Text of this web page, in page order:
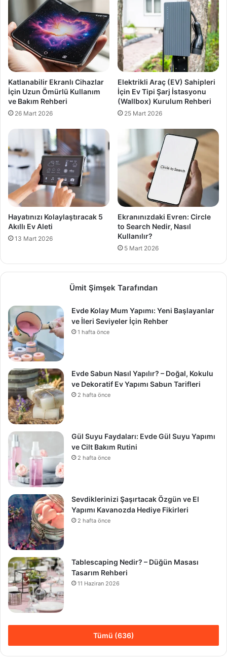
Katlanabilir Ekranlı Cihazlar
İçin Uzun Ömürlü Kullanım
ve Bakım Rehberi
26 Mart 2026
Elektrikli Araç (EV) Sahipleri
İçin Ev Tipi Şarj İstasyonu
(Wallbox) Kurulum Rehberi
25 Mart 2026
Hayatınızı Kolaylaştıracak 5
Akıllı Ev Aleti
13 Mart 2026
Ekranınızdaki Evren: Circle
to Search Nedir, Nasıl
Kullanılır?
5 Mart 2026
Ümit Şimşek Tarafından
Evde Kolay Mum Yapımı: Yeni Başlayanlar
ve İleri Seviyeler İçin Rehber
1 hafta önce
Evde Sabun Nasıl Yapılır? – Doğal, Kokulu
ve Dekoratif Ev Yapımı Sabun Tarifleri
2 hafta önce
Gül Suyu Faydaları: Evde Gül Suyu Yapımı
ve Cilt Bakım Rutini
2 hafta önce
Sevdiklerinizi Şaşırtacak Özgün ve El
Yapımı Kavanozda Hediye Fikirleri
2 hafta önce
Tablescaping Nedir? – Düğün Masası
Tasarım Rehberi
11 Haziran 2026
Tümü (636)